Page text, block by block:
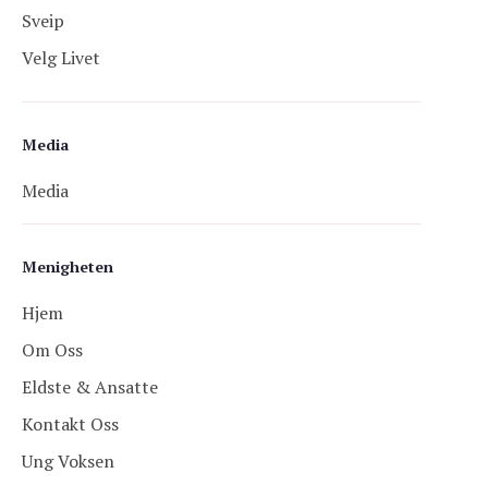
Menigheten
Hjem
Om Oss
Eldste & Ansatte
Kontakt Oss
Ung Voksen
Sveip
Velg Livet
Media
Media